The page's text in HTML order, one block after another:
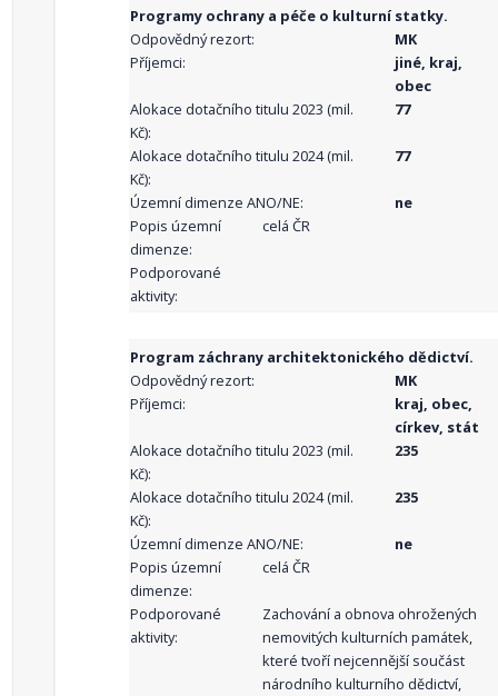
Programy ochrany a péče o kulturní statky.
Odpovědný rezort:
MK
Příjemci:
jiné, kraj,
obec
Alokace dotačního titulu 2023 (mil.
Kč):
77
Alokace dotačního titulu 2024 (mil.
Kč):
77
Územní dimenze ANO/NE:
ne
Popis územní
dimenze:
celá ČR
Podporované
aktivity:
Program záchrany architektonického dědictví.
Odpovědný rezort:
MK
Příjemci:
kraj, obec,
církev, stát
Alokace dotačního titulu 2023 (mil.
Kč):
235
Alokace dotačního titulu 2024 (mil.
Kč):
235
Územní dimenze ANO/NE:
ne
Popis územní
dimenze:
celá ČR
Podporované
aktivity:
Zachování a obnova ohrožených
nemovitých kulturních památek,
které tvoří nejcennější součást
národního kulturního dědictví,